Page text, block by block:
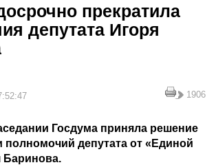
прекратила
депутата Игоря
1906
Госдума приняла решение
полномочий депутата от «Единой
Баринова.